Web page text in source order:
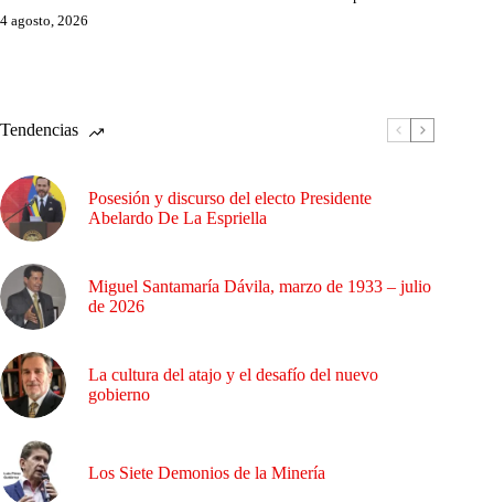
4 agosto, 2026
Tendencias
Posesión y discurso del electo Presidente
Abelardo De La Espriella
Miguel Santamaría Dávila, marzo de 1933 – julio
de 2026
La cultura del atajo y el desafío del nuevo
gobierno
Los Siete Demonios de la Minería